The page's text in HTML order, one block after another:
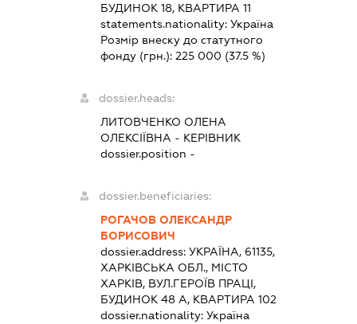
БУДИНОК 18, КВАРТИРА 11
statements.nationality: Україна
Розмір внеску до статутного
фонду (грн.): 225 000 (37.5 %)
dossier.heads:
ЛИТОВЧЕНКО ОЛЕНА
ОЛЕКСІЇВНА - КЕРІВНИК
dossier.position -
dossier.beneficiaries:
РОГАЧОВ ОЛЕКСАНДР
БОРИСОВИЧ
dossier.address: УКРАЇНА, 61135,
ХАРКІВСЬКА ОБЛ., МІСТО
ХАРКІВ, ВУЛ.ГЕРОЇВ ПРАЦІ,
БУДИНОК 48 А, КВАРТИРА 102
dossier.nationality: Україна